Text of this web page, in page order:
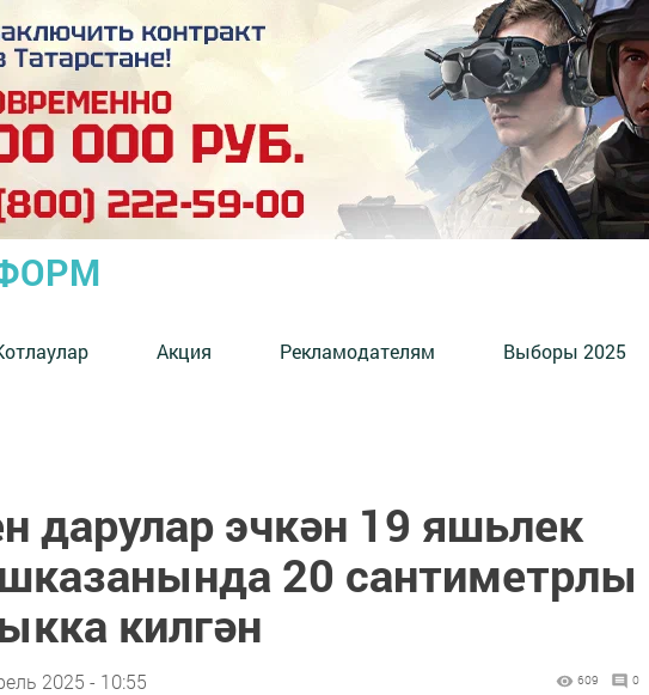
Акция Рекламодателям Выборы 2025
дарулар эчкән 19 яшьлек
20 сантиметрлы
килгән
2025 - 10:55 609 0